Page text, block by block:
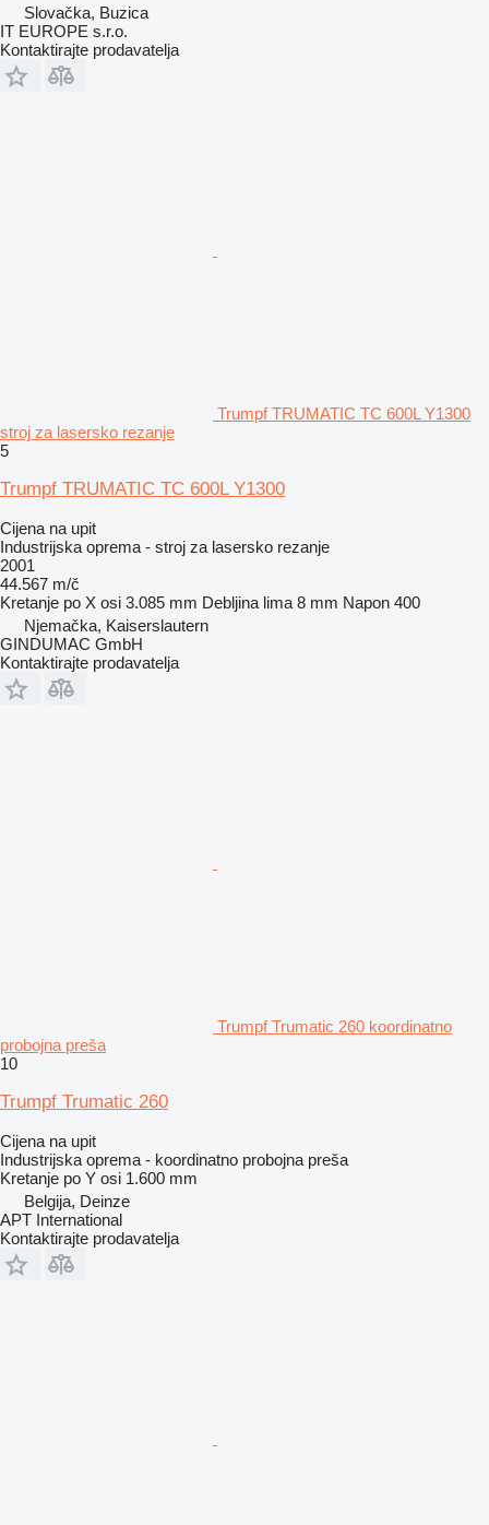
Slovačka, Buzica
IT EUROPE s.r.o.
Kontaktirajte prodavatelja
Trumpf TRUMATIC TC 600L Y1300
stroj za lasersko rezanje
5
Trumpf TRUMATIC TC 600L Y1300
Cijena na upit
Industrijska oprema - stroj za lasersko rezanje
2001
44.567 m/č
Kretanje po X osi 3.085 mm Debljina lima 8 mm Napon 400
Njemačka, Kaiserslautern
GINDUMAC GmbH
Kontaktirajte prodavatelja
Trumpf Trumatic 260 koordinatno
probojna preša
10
Trumpf Trumatic 260
Cijena na upit
Industrijska oprema - koordinatno probojna preša
Kretanje po Y osi 1.600 mm
Belgija, Deinze
APT International
Kontaktirajte prodavatelja